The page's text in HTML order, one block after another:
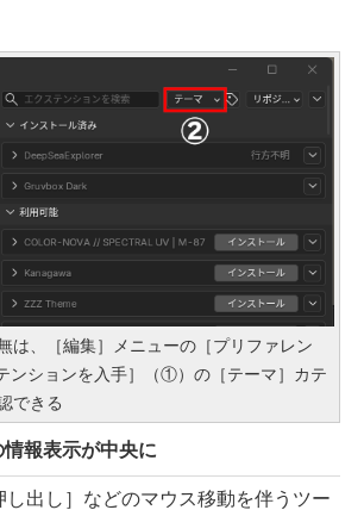
は、［編集］メニューの［プリファレン
ンションを入手］（①）の［テーマ］カテ
できる
報表示が中央に
出し］などのマウス移動を伴うツー